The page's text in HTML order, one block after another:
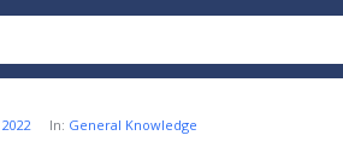
In: General Knowledge